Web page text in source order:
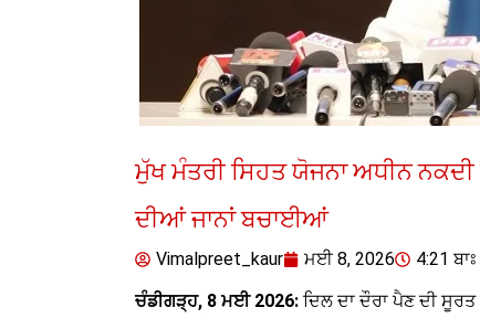
ਮੁੱਖ ਮੰਤਰੀ ਸਿਹਤ ਯੋਜਨਾ ਅਧੀਨ ਨਕਦੀ
ਦੀਆਂ ਜਾਨਾਂ ਬਚਾਈਆਂ
Vimalpreet_kaur ਮਈ 8, 2026
4:21
ਚੰਡੀਗੜ੍ਹ, 8 ਮਈ 2026: ਦਿਲ ਦਾ ਦੌਰਾ ਪੈਣ ਦੀ